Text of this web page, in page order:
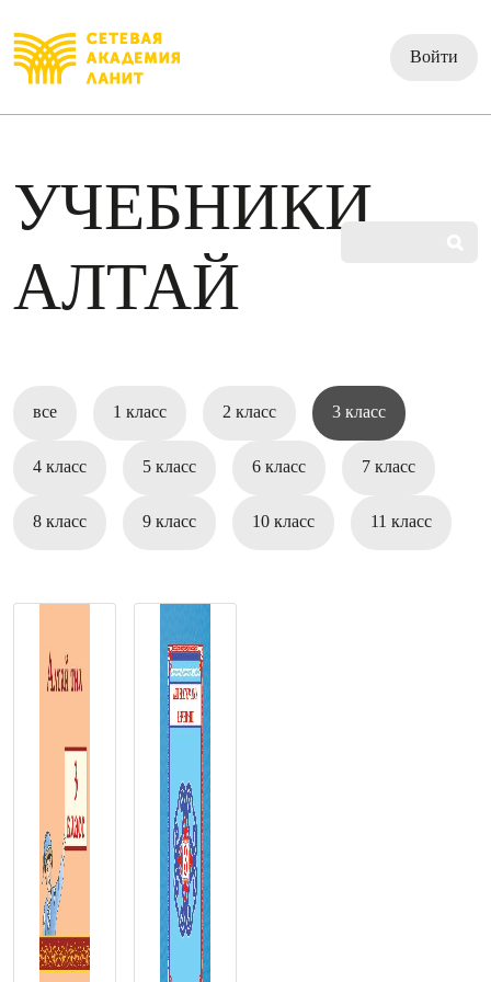
Войти
УЧЕБНИКИ
АЛТАЙ
все 1 класс 2 класс 3 класс
4 класс 5 класс 6 класс 7 класс
8 класс 9 класс 10 класс 11 класс